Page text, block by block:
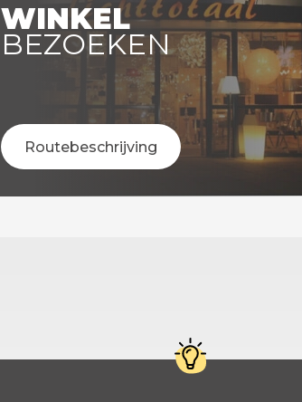
WINKEL
BEZOEKEN
Routebeschrijving